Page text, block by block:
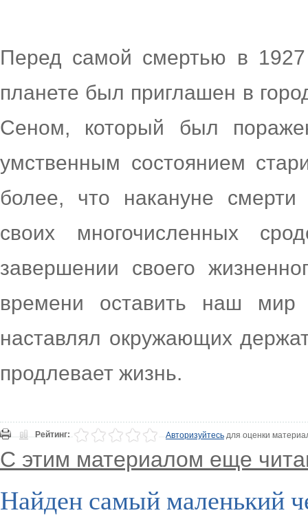
Перед самой смертью в
планете был приглашен в
Сеном, который был
умственным состоянием
более, что накануне
своих многочисленных
завершении своего
времени оставить наш
наставлял окружающих
продлевает жизнь.
Рейтинг: Авторизуйтесьдля оценки
С этим материалом еще
Найден самый маленький